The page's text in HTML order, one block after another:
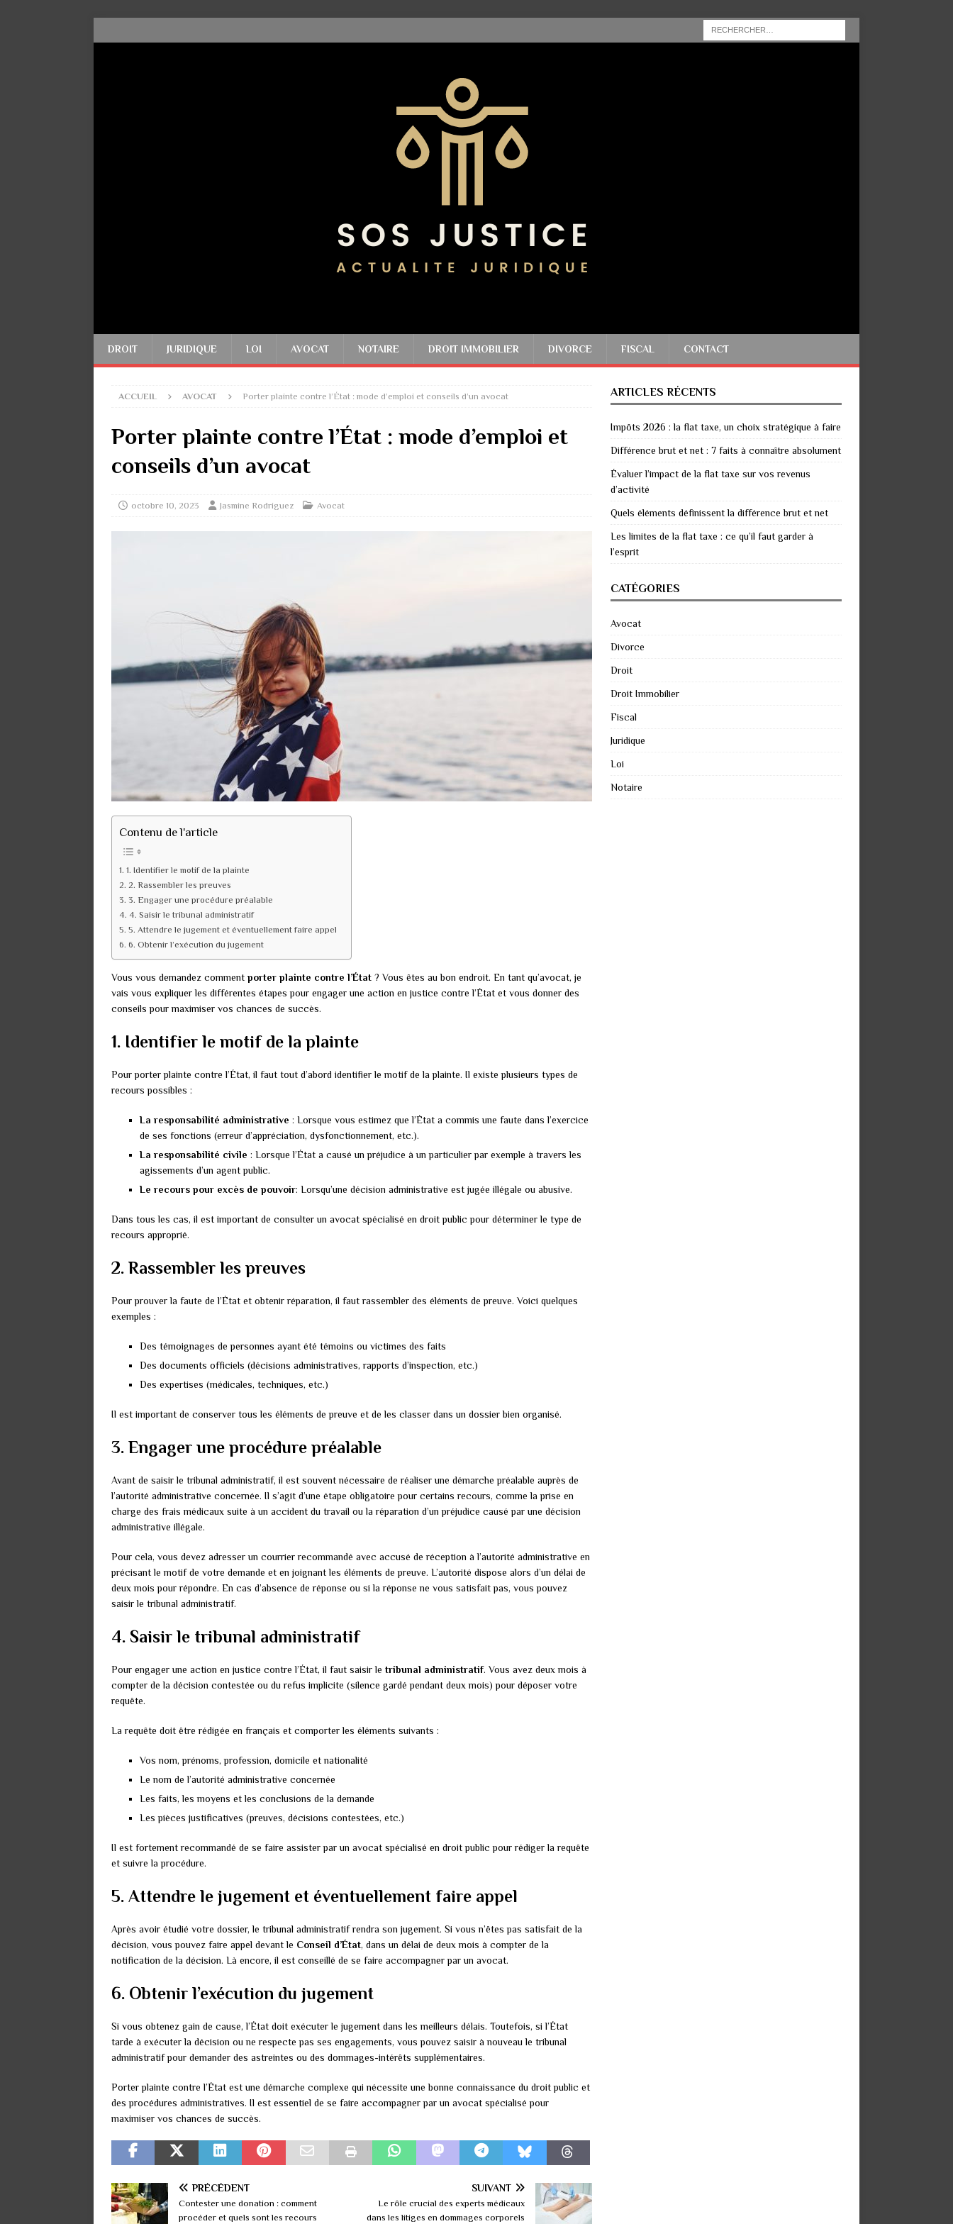
DROIT JURIDIQUE LOI AVOCAT NOTAIRE DROIT IMMOBILIER DIVORCE FISCAL CONTACT
ACCUEIL AVOCAT Porter plainte contre l’État : mode d’emploi et conseils d’un avocat
Porter plainte contre l’État : mode d’emploi et
conseils d’un avocat
octobre 10, 2023 Jasmine Rodriguez Avocat
Contenu de l'article
1. Identifier le motif de la plainte
2. Rassembler les preuves
3. Engager une procédure préalable
4. Saisir le tribunal administratif
5. Attendre le jugement et éventuellement faire appel
6. Obtenir l’exécution du jugement
Vous vous demandez comment porter plainte contre l’État ? Vous êtes au bon endroit. En tant qu’avocat, je
vais vous expliquer les différentes étapes pour engager une action en justice contre l’État et vous donner des
conseils pour maximiser vos chances de succès.
1. Identifier le motif de la plainte
Pour porter plainte contre l’État, il faut tout d’abord identifier le motif de la plainte. Il existe plusieurs types de
recours possibles :
La responsabilité administrative : Lorsque vous estimez que l’État a commis une faute dans l’exercice
de ses fonctions (erreur d’appréciation, dysfonctionnement, etc.).
La responsabilité civile : Lorsque l’État a causé un préjudice à un particulier par exemple à travers les
agissements d’un agent public.
Le recours pour excès de pouvoir: Lorsqu’une décision administrative est jugée illégale ou abusive.
Dans tous les cas, il est important de consulter un avocat spécialisé en droit public pour déterminer le type de
recours approprié.
2. Rassembler les preuves
Pour prouver la faute de l’État et obtenir réparation, il faut rassembler des éléments de preuve. Voici quelques
exemples :
Des témoignages de personnes ayant été témoins ou victimes des faits
Des documents officiels (décisions administratives, rapports d’inspection, etc.)
Des expertises (médicales, techniques, etc.)
Il est important de conserver tous les éléments de preuve et de les classer dans un dossier bien organisé.
3. Engager une procédure préalable
Avant de saisir le tribunal administratif, il est souvent nécessaire de réaliser une démarche préalable auprès de
l’autorité administrative concernée. Il s’agit d’une étape obligatoire pour certains recours, comme la prise en
charge des frais médicaux suite à un accident du travail ou la réparation d’un préjudice causé par une décision
administrative illégale.
Pour cela, vous devez adresser un courrier recommandé avec accusé de réception à l’autorité administrative en
précisant le motif de votre demande et en joignant les éléments de preuve. L’autorité dispose alors d’un délai de
deux mois pour répondre. En cas d’absence de réponse ou si la réponse ne vous satisfait pas, vous pouvez
saisir le tribunal administratif.
4. Saisir le tribunal administratif
Pour engager une action en justice contre l’État, il faut saisir le tribunal administratif. Vous avez deux mois à
compter de la décision contestée ou du refus implicite (silence gardé pendant deux mois) pour déposer votre
requête.
La requête doit être rédigée en français et comporter les éléments suivants :
Vos nom, prénoms, profession, domicile et nationalité
Le nom de l’autorité administrative concernée
Les faits, les moyens et les conclusions de la demande
Les pièces justificatives (preuves, décisions contestées, etc.)
Il est fortement recommandé de se faire assister par un avocat spécialisé en droit public pour rédiger la requête
et suivre la procédure.
5. Attendre le jugement et éventuellement faire appel
Après avoir étudié votre dossier, le tribunal administratif rendra son jugement. Si vous n’êtes pas satisfait de la
décision, vous pouvez faire appel devant le Conseil d’État, dans un délai de deux mois à compter de la
notification de la décision. Là encore, il est conseillé de se faire accompagner par un avocat.
6. Obtenir l’exécution du jugement
Si vous obtenez gain de cause, l’État doit exécuter le jugement dans les meilleurs délais. Toutefois, si l’État
tarde à exécuter la décision ou ne respecte pas ses engagements, vous pouvez saisir à nouveau le tribunal
administratif pour demander des astreintes ou des dommages-intérêts supplémentaires.
Porter plainte contre l’État est une démarche complexe qui nécessite une bonne connaissance du droit public et
des procédures administratives. Il est essentiel de se faire accompagner par un avocat spécialisé pour
maximiser vos chances de succès.
PRÉCÉDENT
Contester une donation : comment
procéder et quels sont les recours
SUIVANT
Le rôle crucial des experts médicaux
dans les litiges en dommages corporels
ARTICLES RÉCENTS
Impôts 2026 : la flat taxe, un choix stratégique à faire
Différence brut et net : 7 faits à connaître absolument
Évaluer l’impact de la flat taxe sur vos revenus
d’activité
Quels éléments définissent la différence brut et net
Les limites de la flat taxe : ce qu’il faut garder à
l’esprit
CATÉGORIES
Avocat
Divorce
Droit
Droit Immobilier
Fiscal
Juridique
Loi
Notaire